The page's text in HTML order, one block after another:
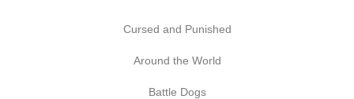
Cursed and Punished
Around the World
Battle Dogs